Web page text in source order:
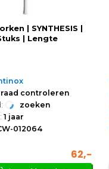
| SYNTHESIS |
| Lengte
controleren
zoeken
1 jaar
012064
62,-